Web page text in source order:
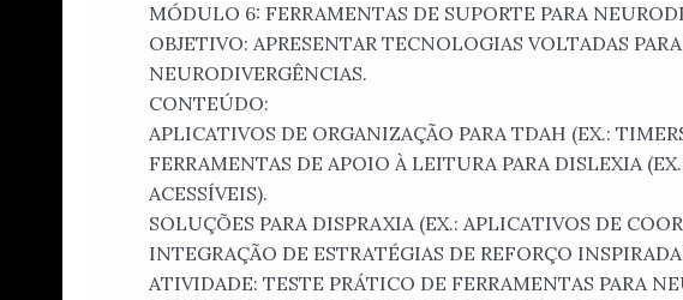
MÓDULO 6: FERRAMENTAS DE SUPORTE PARA
OBJETIVO: APRESENTAR TECNOLOGIAS VOLTADAS
NEURODIVERGÊNCIAS.
CONTEÚDO:
APLICATIVOS DE ORGANIZAÇÃO PARA TDAH (EX.:
FERRAMENTAS DE APOIO À LEITURA PARA DISLEXIA
ACESSÍVEIS).
SOLUÇÕES PARA DISPRAXIA (EX.: APLICATIVOS DE
INTEGRAÇÃO DE ESTRATÉGIAS DE REFORÇO
ATIVIDADE: TESTE PRÁTICO DE FERRAMENTAS PARA